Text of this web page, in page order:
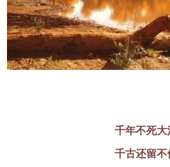
千年不死大
千古还留不